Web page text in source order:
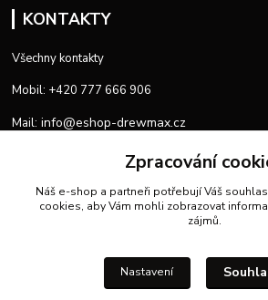
KONTAKTY
Všechny kontakty
Mobil: +420 777 666 906
Mail: info@eshop-drewmax.cz
Zpracování
Náš e-shop a partneři potřebují Váš souhlas
cookies, aby Vám mohli zobrazovat
zájmů.
Nastavení